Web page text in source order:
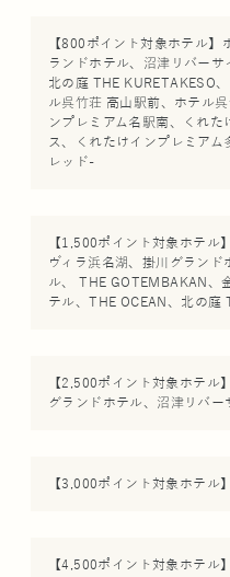
【800ポイント対象ホテル】
ランドホテル、沼津リバーサ
北の庭 THE KURETAKESO
ル呉竹荘 高山駅前、ホテル
ンプレミアム名駅南、くれた
ス、くれたけインプレミア
レッド-
【1,500ポイント対象ホテル
ヴィラ浜名湖、掛川グラン
ル、 THE GOTEMBAKAN、
テル、THE OCEAN、北の庭
【2,500ポイント対象ホテル
グランドホテル、沼津リバ
【3,000ポイント対象ホテル
【4,500ポイント対象ホテル